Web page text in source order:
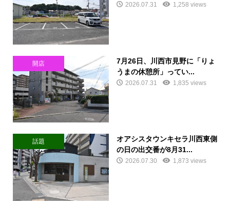
2026.07.31 1,258 views
開店
7月26日、川西市見野に「りょ
うまの休憩所」ってい...
2026.07.31 1,835 views
話題
オアシスタウンキセラ川西東側
の日の出交番が8月31...
2026.07.30 1,873 views